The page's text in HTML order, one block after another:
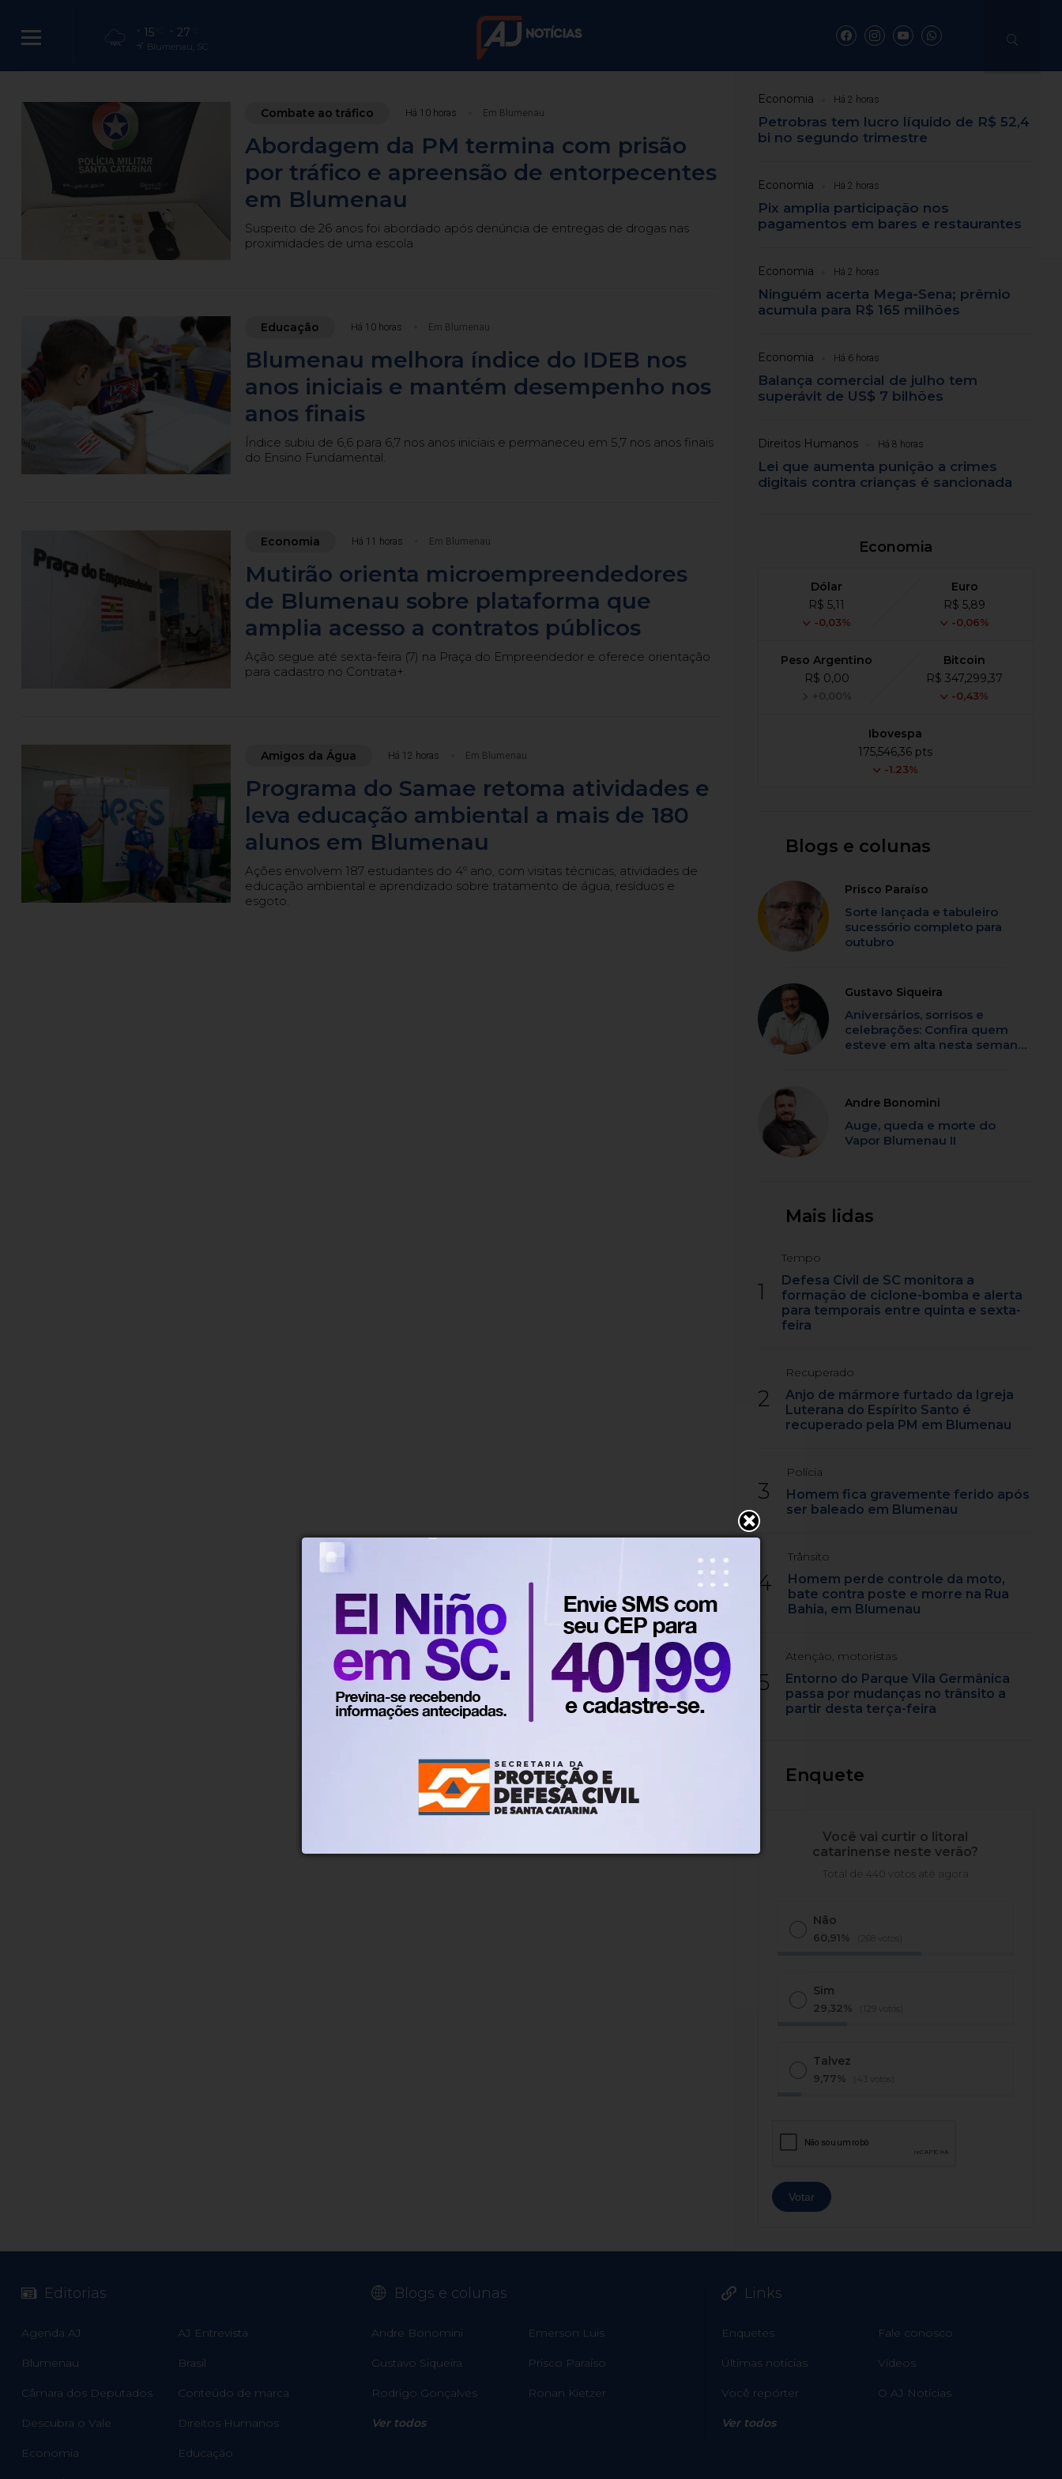
15 27
Blumenau, SC
Jovem é encontrado morto com tiros no rosto no
bairro Vorstadt; três suspeitos são detidos
Crime foi registrado na madrugada desta segunda-feira na Rua Dr. Oswaldo Neves Espíndola.
Comentar
Combate ao tráfico Há 10 horas Em Blumenau
Abordagem da PM termina com prisão
por tráfico e apreensão de entorpecentes
em Blumenau
Suspeito de 26 anos foi abordado após denúncia de entregas de drogas nas
proximidades de uma escola.
Educação Há 10 horas Em Blumenau
Blumenau melhora índice do IDEB nos
anos iniciais e mantém desempenho nos
anos finais
Índice subiu de 6,6 para 6,7 nos anos iniciais e permaneceu em 5,7 nos anos finais
do Ensino Fundamental.
Economia Há 11 horas Em Blumenau
Mutirão orienta microempreendedores
de Blumenau sobre plataforma que
amplia acesso a contratos públicos
Ação segue até sexta-feira (7) na Praça do Empreendedor e oferece orientação
para cadastro no Contrata+.
Amigos da Água Há 12 horas Em Blumenau
Programa do Samae retoma atividades e
leva educação ambiental a mais de 180
alunos em Blumenau
Ações envolvem 187 estudantes do 4º ano, com visitas técnicas, atividades de
educação ambiental e aprendizado sobre tratamento de água, resíduos e
esgoto.
Economia Há 2 horas
Petrobras tem lucro líquido de R$ 52,4
bi no segundo trimestre
Economia Há 2 horas
Pix amplia participação nos
pagamentos em bares e restaurantes
Economia Há 2 horas
Ninguém acerta Mega-Sena; prêmio
acumula para R$ 165 milhões
Economia Há 6 horas
Balança comercial de julho tem
superávit de US$ 7 bilhões
Direitos Humanos Há 8 horas
Lei que aumenta punição a crimes
digitais contra crianças é sancionada
Economia
Dólar
R$ 5,11
-0,03%
Euro
R$ 5,89
-0,06%
Peso Argentino
R$ 0,00
+0,00%
Bitcoin
R$ 347,299,37
-0,43%
Ibovespa
175,546,36 pts
-1.23%
Blogs e colunas
Prisco Paraíso
Sorte lançada e tabuleiro
sucessório completo para
outubro
Gustavo Siqueira
Aniversários, sorrisos e
celebrações: Confira quem
esteve em alta nesta semana
Andre Bonomini
Auge, queda e morte do
Vapor Blumenau II
Mais lidas
1
Tempo
Defesa Civil de SC monitora a
formação de ciclone-bomba e alerta
para temporais entre quinta e sexta-
feira
2
Recuperado
Anjo de mármore furtado da Igreja
Luterana do Espírito Santo é
recuperado pela PM em Blumenau
3
Polícia
Homem fica gravemente ferido após
ser baleado em Blumenau
4
Trânsito
Homem perde controle da moto,
bate contra poste e morre na Rua
Bahia, em Blumenau
5
Atenção, motoristas
Entorno do Parque Vila Germânica
passa por mudanças no trânsito a
partir desta terça-feira
Enquete
Você vai curtir o litoral
catarinense neste verão?
Total de 440 votos até agora
Não
60,91% (268 votos)
Sim
29,32% (129 votos)
Talvez
9,77% (43 votos)
Editorias
Agenda AJ AJ Entrevista
Blumenau Brasil
Câmara dos Deputados Conteúdo de marca
Descubra o Vale Direitos Humanos
Economia Educação
Blogs e colunas
Andre Bonomini Emerson Luis
Gustavo Siqueira Prisco Paraíso
Rodrigo Gonçalves Ronan Kietzer
Ver todos
Links
Enquetes Fale conosco
Últimas notícias Vídeos
Você repórter O AJ Notícias
Ver todos